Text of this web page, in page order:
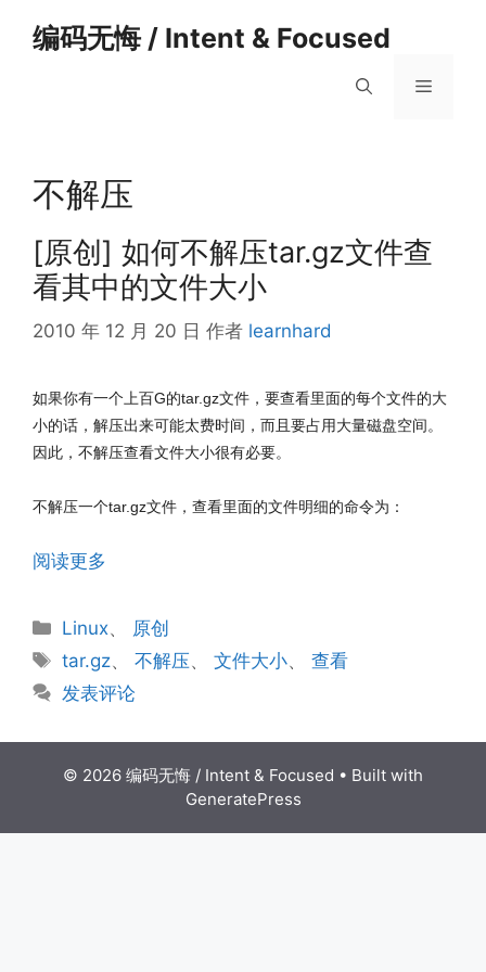
编码无悔 / Intent & Focused
菜
不解压
[原创] 如何不解压tar.gz文件查
看其中的文件大小
2010 年 12 月 20 日 作者 learnhard
如果你有一个上百G的tar.gz文件，要查看里面的每个文件的大
小的话，解压出来可能太费时间，而且要占用大量磁盘空间。
因此，不解压查看文件大小很有必要。
不解压一个tar.gz文件，查看里面的文件明细的命令为：
阅读更多
分
类
Linux、 原创
标
签
tar.gz、不解压、文件大小、查看
发表评论
© 2026 编码无悔 / Intent & Focused • Built with
GeneratePress